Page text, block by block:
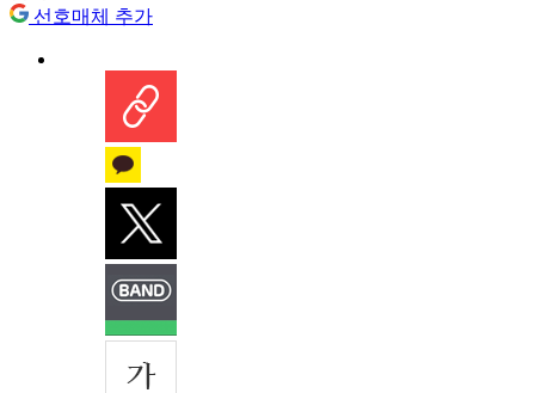
선호매체 추가